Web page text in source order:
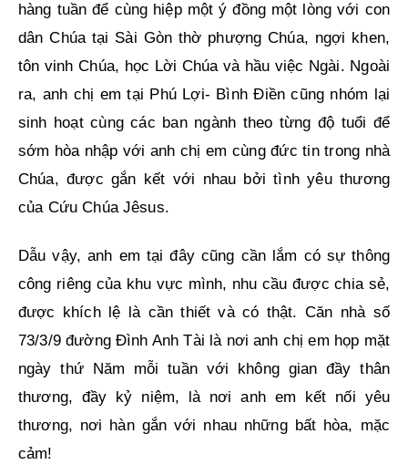
hàng tuần để cùng hiệp một ý đồng một lòng với con
dân Chúa tại Sài Gòn thờ phượng Chúa, ngợi khen,
tôn vinh Chúa, học Lời Chúa và hầu việc Ngài. Ngoài
ra, anh chị em tại Phú Lợi- Bình Điền cũng nhóm lại
sinh hoạt cùng các ban ngành theo từng độ tuổi để
sớm hòa nhập với anh chị em cùng đức tin trong nhà
Chúa, được gắn kết với nhau bởi tình yêu thương
của Cứu Chúa Jêsus.
Dẫu vậy, anh em tại đây cũng cần lắm có sự thông
công riêng của khu vực mình, nhu cầu được chia sẻ,
được khích lệ là cần thiết và có thật. Căn nhà số
73/3/9 đường Đình Anh Tài là nơi anh chị em họp mặt
ngày thứ Năm mỗi tuần với không gian đầy thân
thương, đầy kỷ niệm, là nơi anh em kết nối yêu
thương, nơi hàn gắn với nhau những bất hòa, mặc
cảm!